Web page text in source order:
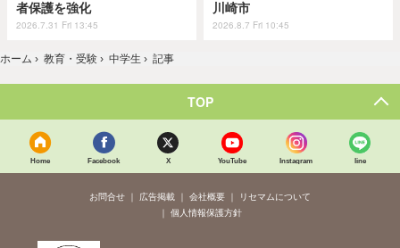
者保護を強化
2026.7.31 Fri 13:45
川崎市
2026.8.7 Fri 10:45
ホーム › 教育・受験 › 中学生 › 記事
TOP
Home Facebook X YouTube Instagram line
お問合せ 広告掲載 会社概要
リセマムについて
個人情報保護方針